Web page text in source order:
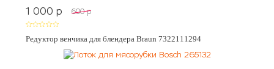
1 000 p 600 p
Редуктор венчика для блендера Braun 7322111294